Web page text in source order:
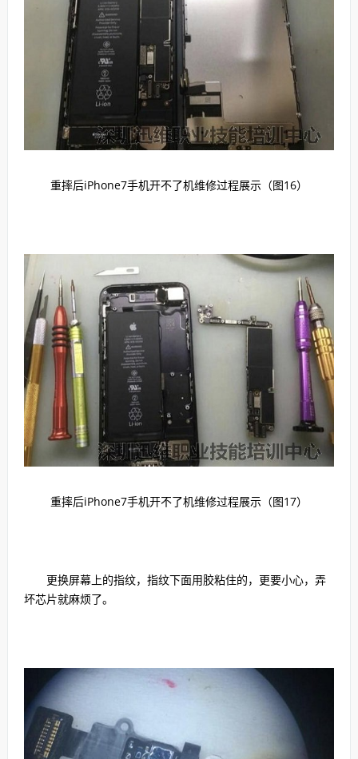
重摔后iPhone7手机开不了机维修过程展示（图16）
重摔后iPhone7手机开不了机维修过程展示（图17）
更换屏幕上的指纹，指纹下面用胶粘住的，更要小心，弄
坏芯片就麻烦了。